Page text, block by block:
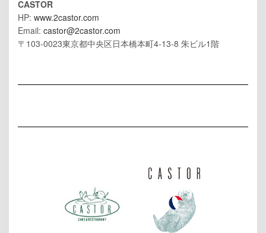
CASTOR
HP: www.2castor.com
Email: castor@2castor.com
〒103-0023東京都中央区日本橋本町4-13-8 朱ビル1階